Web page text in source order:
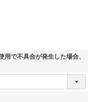
用で不具合が発生した場合、